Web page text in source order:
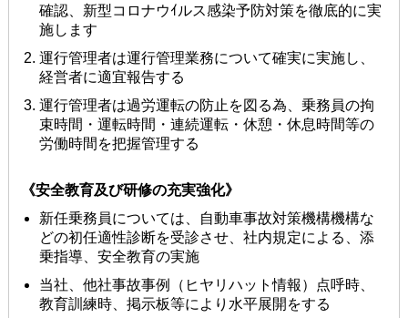
確認、新型コロナウｲルス感染予防対策を徹底的に実
施します
運⾏管理者は運⾏管理業務について確実に実施し、
経営者に適宜報告する
運⾏管理者は過労運転の防⽌を図る為、乗務員の拘
束時間・運転時間・連続運転・休憩・休息時間等の
労働時間を把握管理する
《安全教育及び研修の充実強化》
新任乗務員については、⾃動⾞事故対策機構機構な
どの初任適性診断を受診させ、社内規定による、添
乗指導、安全教育の実施
当社、他社事故事例（ヒヤリハット情報）点呼時、
教育訓練時、掲⽰板等により⽔平展開をする